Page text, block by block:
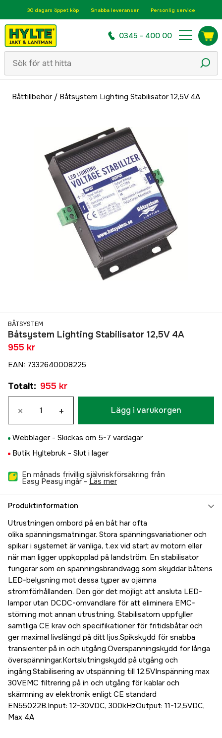
30 dagars öppet köp Snabba leveranser Personlig service
0345 - 400 00
Båttillbehör/ Båtsystem Lighting Stabilisator 12,5V 4A
BÅTSYSTEM
Båtsystem Lighting Stabilisator 12,5V 4A
955 kr
EAN: 7332640008225
Totalt: 955 kr
× + Lägg i varukorgen
Webblager - Skickas om 5-7 vardagar
Butik Hyltebruk - Slut i lager
En månads frivillig självriskförsäkring från
Easy Peasy ingår - läs mer
Produktinformation
Utrustningen ombord på en båt har ofta
olika spänningsmatningar. Stora spänningsvariationer och
spikar i systemet är vanliga, t.ex vid start av motorn eller
när man ligger uppkopplad på landström. En stabilisator
fungerar som en spänningsbrandvägg som skyddar båtens
LED-belysning mot dessa typer av ojämna
strömförhållanden. Den gör det möjligt att ansluta LED-
lampor utan DCDC-omvandlare för att eliminera EMC-
störning mot annan utrustning. Stabilisatorn uppfyller
samtliga CE krav och specifikationer för fritidsbåtar och
ger maximal livslängd på ditt ljus.Spikskydd för snabba
transienter på in och utgång.Överspänningskydd för långa
överspänningar.Kortslutningskydd på utgång och
ingång.Stabilisering av utspänning till 12.5VInspänning max
30VEMC filtrering på in och utgång för kablar och
skärmning av elektronik enligt CE standard
EN55022B.Input: 12-30VDC, 300kHzOutput: 11-12,5VDC,
Max 4A